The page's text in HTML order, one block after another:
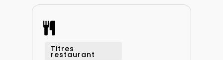
Titres
restaurant